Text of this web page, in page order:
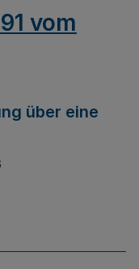
vom
über eine